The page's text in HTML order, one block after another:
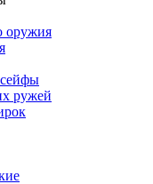
оружия
ружей